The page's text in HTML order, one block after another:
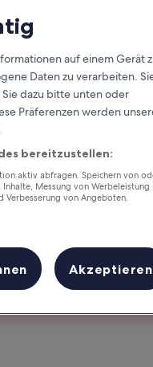
auf einem Gerät
Daten zu verarbeiten.
dazu bitte unten oder
Präferenzen werden
bereitzustellen:
aktiv abfragen. Speichern von
Messung von Werbeleistung
von Angeboten.
Akzeptieren